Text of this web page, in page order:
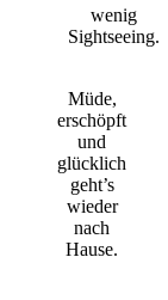
wenig
Sightseeing.
Müde,
erschöpft
und
glücklich
geht’s
wieder
nach
Hause.